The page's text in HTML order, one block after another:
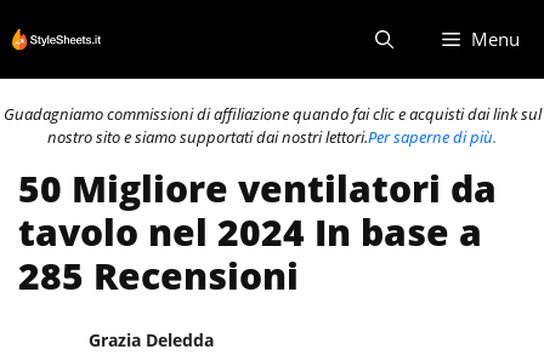
al
contenuto
Menu
Guadagniamo commissioni di affiliazione quando fai clic e acquisti dai link sul
nostro sito e siamo supportati dai nostri lettori.Per saperne di più.
50 Migliore ventilatori da
tavolo nel 2024 In base a
285 Recensioni
Grazia Deledda